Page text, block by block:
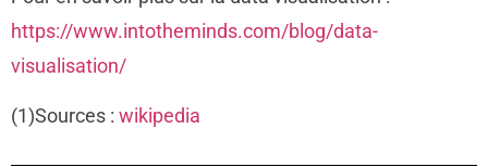
https://www.intotheminds.com/blog/data-
visualisation/
(1)Sources : wikipedia